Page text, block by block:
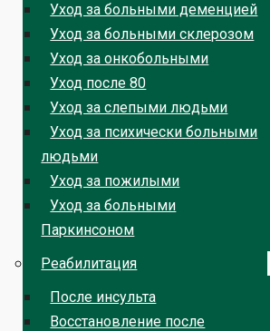
Уход за больными деменцией
Уход за больными склерозом
Уход за онкобольными
Уход после 80
Уход за слепыми людьми
Уход за психически больными
людьми
Уход за пожилыми
Уход за больными
Паркинсоном
Реабилитация
После инсульта
Восстановление после